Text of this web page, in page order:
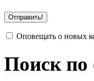
Оповещать о новых
Поиск по